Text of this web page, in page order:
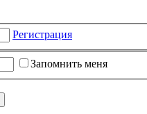
Регистрация
Запомнить меня